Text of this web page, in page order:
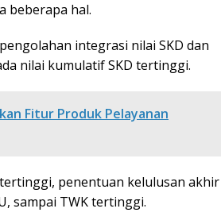
beberapa hal.
integrasi nilai SKD dan
nilai kumulatif SKD tertinggi.
Fitur Produk Pelayanan
penentuan kelulusan akhir
sampai TWK tertinggi.